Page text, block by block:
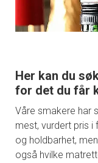
Her kan du
for det du får
Våre smakere har
mest, vurdert pris
og holdbarhet,
også hvilke